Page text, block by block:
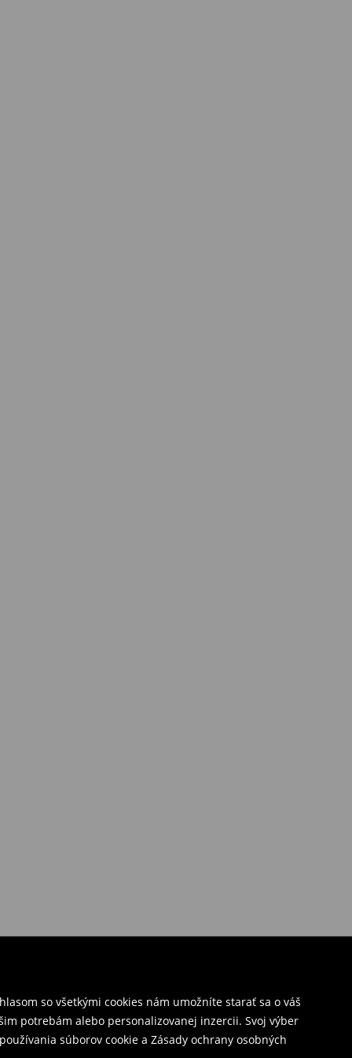
so všetkými cookies nám umožníte starať sa o váš
potrebám alebo personalizovanej inzercii. Svoj výber
súborov cookie a Zásady ochrany osobných